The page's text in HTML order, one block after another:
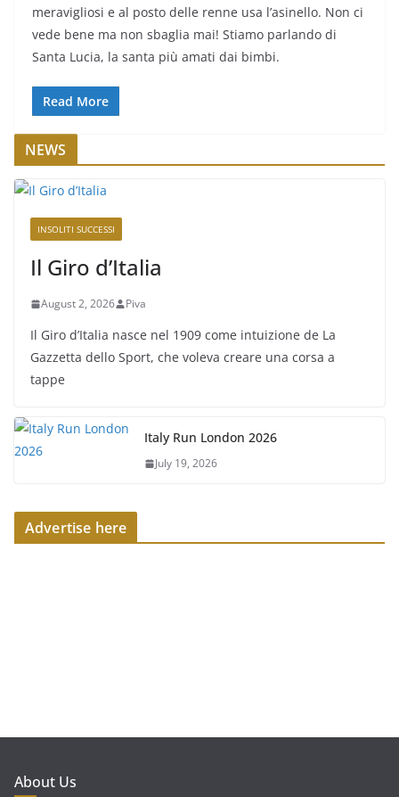
meravigliosi e al posto delle renne usa l’asinello. Non ci
vede bene ma non sbaglia mai! Stiamo parlando di
Santa Lucia, la santa più amati dai bimbi.
Read More
NEWS
INSOLITI SUCCESSI
Il Giro d’Italia
August 2, 2026 Piva
Il Giro d’Italia nasce nel 1909 come intuizione de La
Gazzetta dello Sport, che voleva creare una corsa a
tappe
Italy Run London 2026
July 19, 2026
Advertise here
About Us